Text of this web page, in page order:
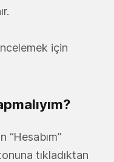
için
tıkladıktan